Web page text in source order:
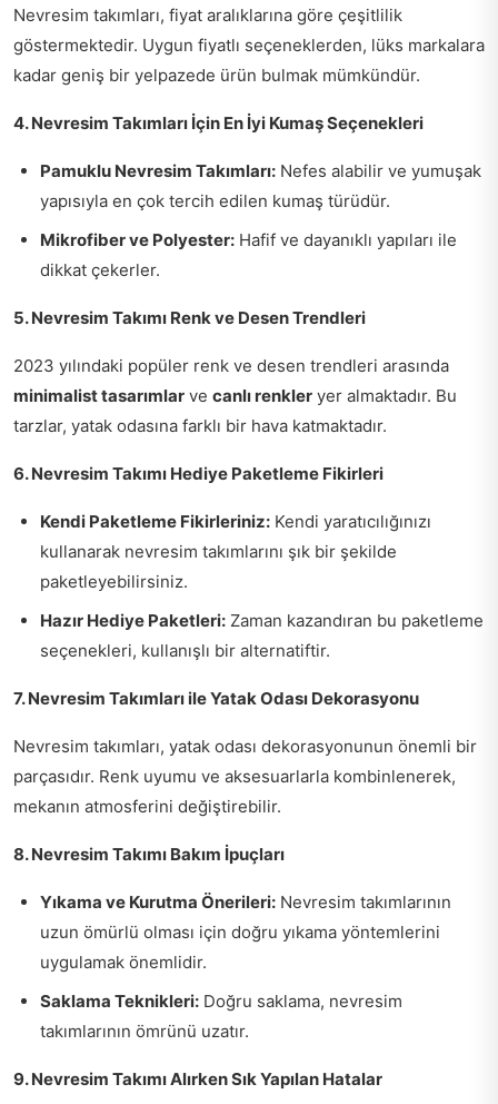
Nevresim takımları, fiyat aralıklarına göre çeşitlilik
göstermektedir. Uygun fiyatlı seçeneklerden, lüks markalara
kadar geniş bir yelpazede ürün bulmak mümkündür.
4. Nevresim Takımları İçin En İyi Kumaş Seçenekleri
Pamuklu Nevresim Takımları: Nefes alabilir ve yumuşak
yapısıyla en çok tercih edilen kumaş türüdür.
Mikrofiber ve Polyester: Hafif ve dayanıklı yapıları ile
dikkat çekerler.
5. Nevresim Takımı Renk ve Desen Trendleri
2023 yılındaki popüler renk ve desen trendleri arasında
minimalist tasarımlar ve canlı renkler yer almaktadır. Bu
tarzlar, yatak odasına farklı bir hava katmaktadır.
6. Nevresim Takımı Hediye Paketleme Fikirleri
Kendi Paketleme Fikirleriniz: Kendi yaratıcılığınızı
kullanarak nevresim takımlarını şık bir şekilde
paketleyebilirsiniz.
Hazır Hediye Paketleri: Zaman kazandıran bu paketleme
seçenekleri, kullanışlı bir alternatiftir.
7. Nevresim Takımları ile Yatak Odası Dekorasyonu
Nevresim takımları, yatak odası dekorasyonunun önemli bir
parçasıdır. Renk uyumu ve aksesuarlarla kombinlenerek,
mekanın atmosferini değiştirebilir.
8. Nevresim Takımı Bakım İpuçları
Yıkama ve Kurutma Önerileri: Nevresim takımlarının
uzun ömürlü olması için doğru yıkama yöntemlerini
uygulamak önemlidir.
Saklama Teknikleri: Doğru saklama, nevresim
takımlarının ömrünü uzatır.
9. Nevresim Takımı Alırken Sık Yapılan Hatalar